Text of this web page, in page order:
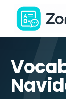
Saltar
contenido
Ir
la
portada